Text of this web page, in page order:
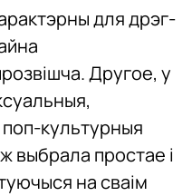
для дрэг-
Другое, у
культурныя
выбрала простае і
на сваім